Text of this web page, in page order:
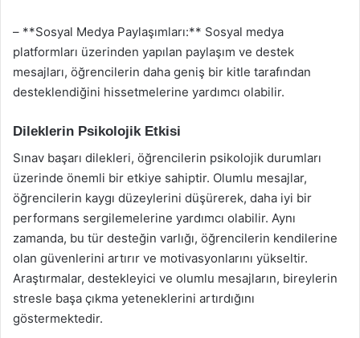
– **Sosyal Medya Paylaşımları:** Sosyal medya
platformları üzerinden yapılan paylaşım ve destek
mesajları, öğrencilerin daha geniş bir kitle tarafından
desteklendiğini hissetmelerine yardımcı olabilir.
Dileklerin Psikolojik Etkisi
Sınav başarı dilekleri, öğrencilerin psikolojik durumları
üzerinde önemli bir etkiye sahiptir. Olumlu mesajlar,
öğrencilerin kaygı düzeylerini düşürerek, daha iyi bir
performans sergilemelerine yardımcı olabilir. Aynı
zamanda, bu tür desteğin varlığı, öğrencilerin kendilerine
olan güvenlerini artırır ve motivasyonlarını yükseltir.
Araştırmalar, destekleyici ve olumlu mesajların, bireylerin
stresle başa çıkma yeteneklerini artırdığını
göstermektedir.